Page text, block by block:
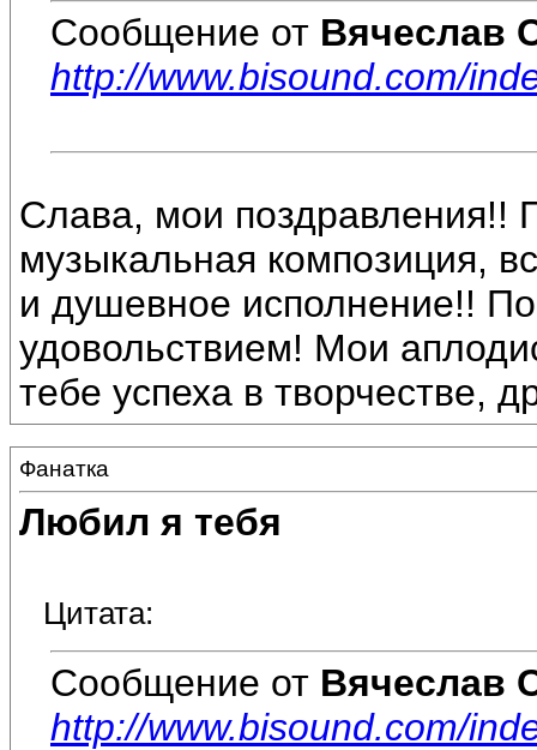
Сообщение от Вячеслав
http://www.bisound.com/
Слава, мои поздравления!!
музыкальная композиция,
и душевное исполнение!!
удовольствием! Мои
тебе успеха в творчестве,
Фанатка
Любил я тебя
Цитата:
Сообщение от Вячеслав
http://www.bisound.com/